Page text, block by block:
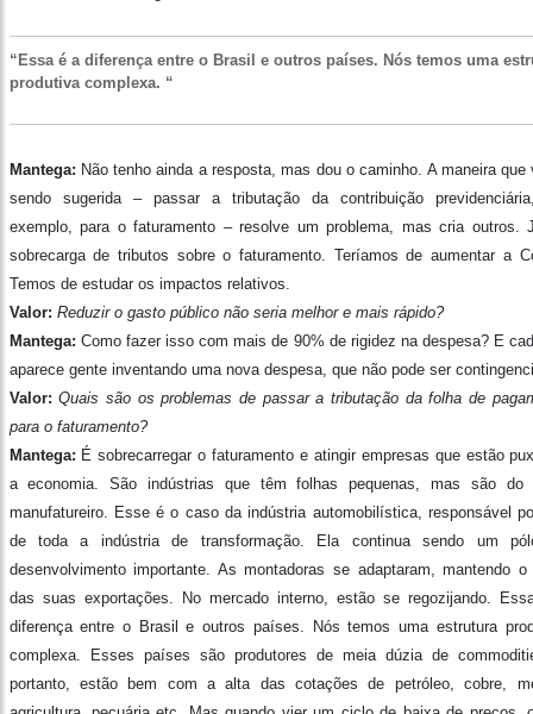
“Essa é a diferença entre o Brasil e outros países. Nós temos uma
produtiva complexa. “
Mantega: Não tenho ainda a resposta, mas dou o caminho. A maneira que
sendo sugerida – passar a tributação da contribuição
exemplo, para o faturamento – resolve um problema, mas cria outros.
sobrecarga de tributos sobre o faturamento. Teríamos de aumentar a
Temos de estudar os impactos relativos.
Valor: Reduzir o gasto público não seria melhor e mais rápido?
Mantega: Como fazer isso com mais de 90% de rigidez na despesa? E
aparece gente inventando uma nova despesa, que não pode ser
Valor: Quais são os problemas de passar a tributação da folha de
para o faturamento?
Mantega: É sobrecarregar o faturamento e atingir empresas que estão
a economia. São indústrias que têm folhas pequenas, mas são do
manufatureiro. Esse é o caso da indústria automobilística, responsável
de toda a indústria de transformação. Ela continua sendo um
desenvolvimento importante. As montadoras se adaptaram, mantendo o
das suas exportações. No mercado interno, estão se regozijando.
diferença entre o Brasil e outros países. Nós temos uma estrutura
complexa. Esses países são produtores de meia dúzia de
portanto, estão bem com a alta das cotações de petróleo, cobre,